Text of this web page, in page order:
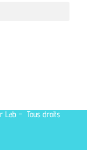
Lab – Tous droits